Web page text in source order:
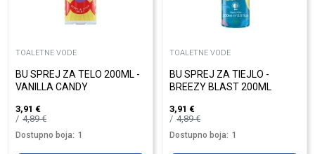
TOALETNE VODE
BU SPREJ ZA TELO 200ML -
VANILLA CANDY
3,91 €
4,89€
Dostupno boja: 1
TOALETNE VODE
BU SPREJ ZA TIEJLO -
BREEZY BLAST 200ML
3,91 €
4,89€
Dostupno boja: 1